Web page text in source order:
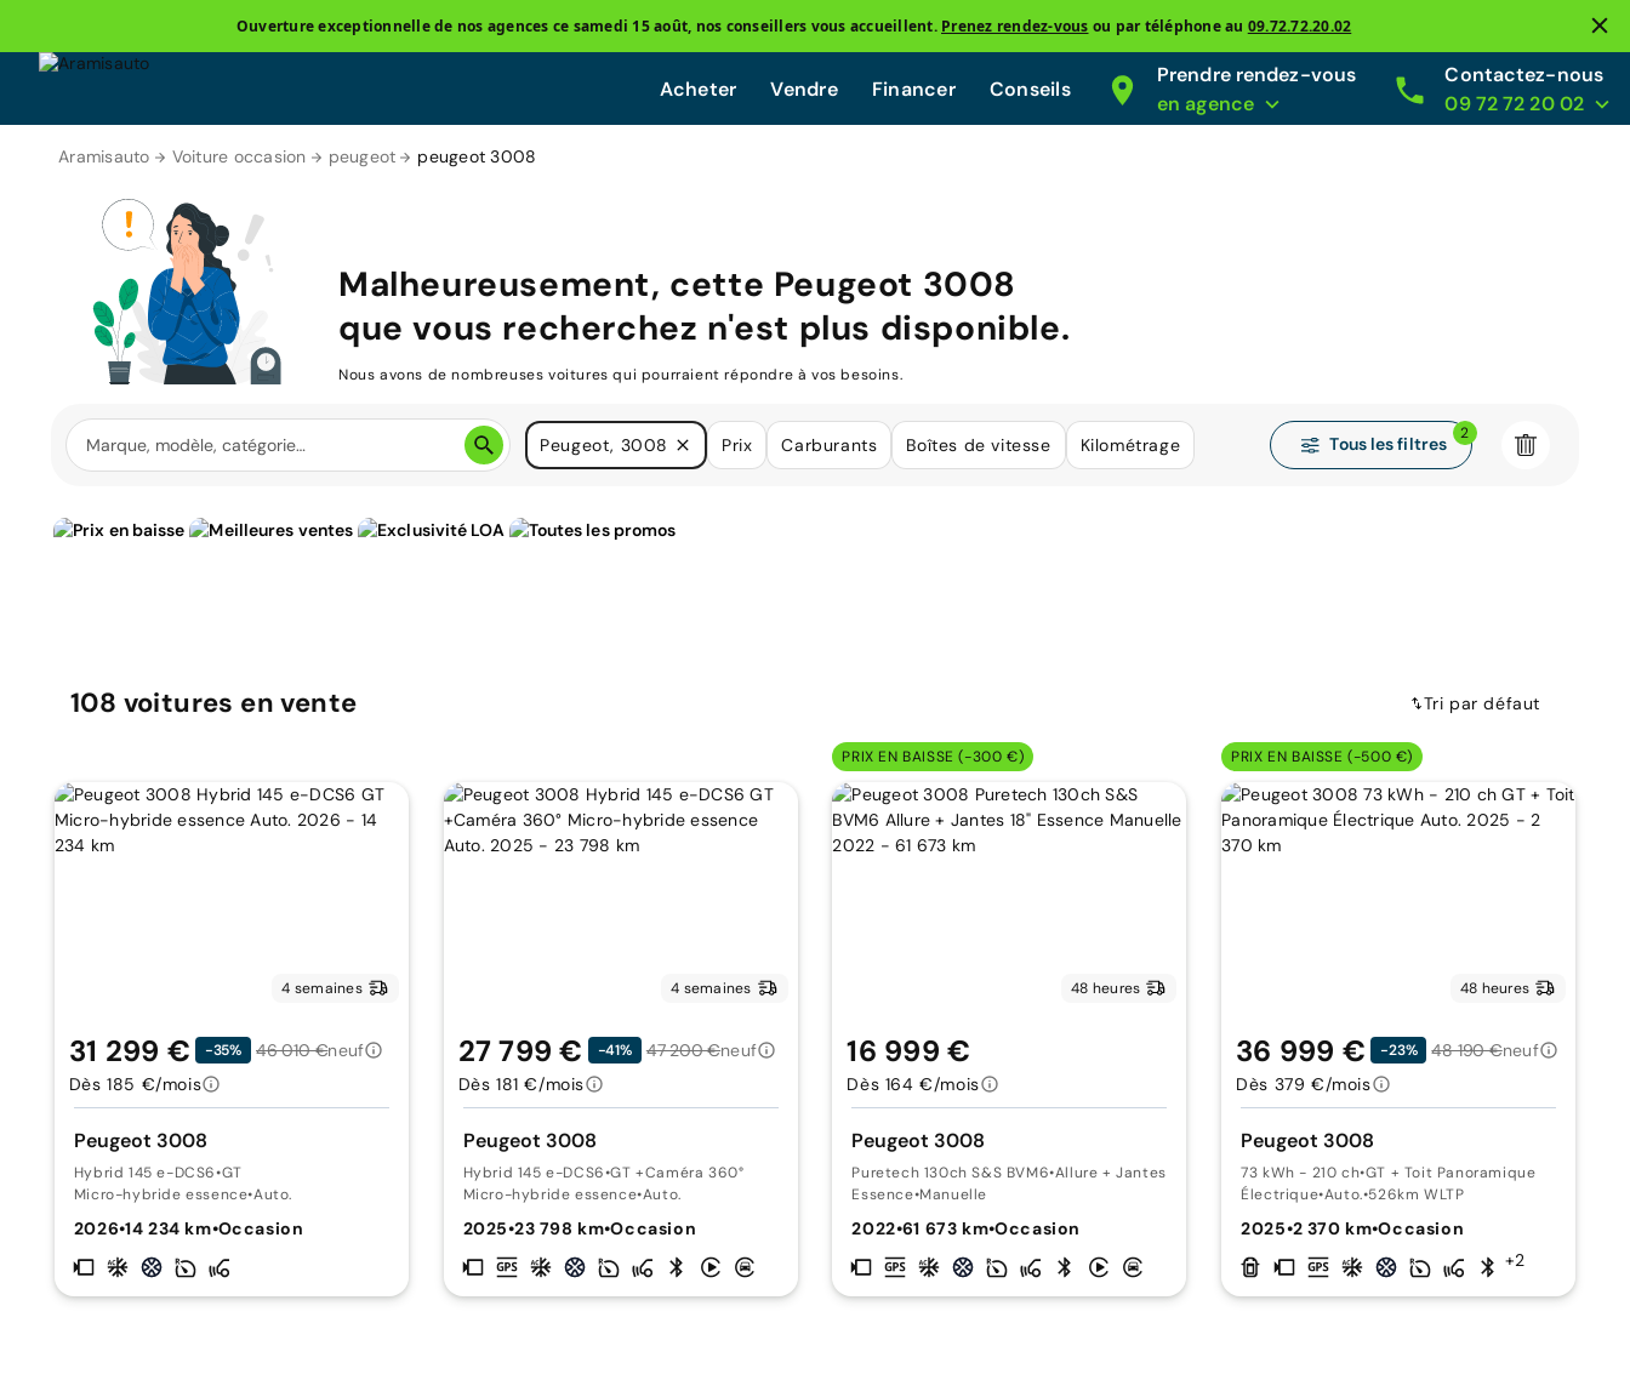
Ouverture exceptionnelle de nos agences ce samedi 15 août, nos conseillers vous accueillent. Prenez rendez-vous ou par téléphone au 09.72.72.20.02
Acheter Vendre Financer Conseils
Prendre rendez-vous
en agence
Contactez-nous
09 72 72 20 02
Aramisauto Voiture occasion peugeot peugeot 3008
Malheureusement, cette Peugeot 3008
que vous recherchez n'est plus disponible.
Nous avons de nombreuses voitures qui pourraient répondre à vos besoins.
Peugeot, 3008 Prix Carburants Boîtes de vitesse Kilométrage Tous les filtres
2
108 voitures en vente Tri par défaut
4 semaines
Peugeot 3008
Hybrid 145 e-DCS6•GT
Micro-hybride essence•Auto.
2026•14 234 km•Occasion
31 299 € -35% 46 010 €neuf
Dès 185 €/mois
4 semaines
Peugeot 3008
Hybrid 145 e-DCS6•GT +Caméra 360°
Micro-hybride essence•Auto.
2025•23 798 km•Occasion
27 799 € -41% 47 200 €neuf
Dès 181 €/mois
PRIX EN BAISSE (-300 €)
48 heures
Peugeot 3008
Puretech 130ch S&S BVM6•Allure + Jantes 18"
Essence•Manuelle
2022•61 673 km•Occasion
16 999 €
Dès 164 €/mois
PRIX EN BAISSE (-500 €)
48 heures
Peugeot 3008
73 kWh - 210 ch•GT + Toit Panoramique
Électrique•Auto.•526km WLTP
2025•2 370 km•Occasion
+2
36 999 € -23% 48 190 €neuf
Dès 379 €/mois